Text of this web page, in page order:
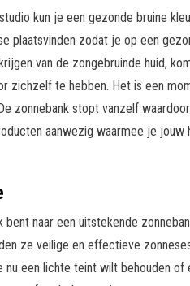
kun je een gezonde bruine
plaatsvinden zodat je op een
van de zongebruinde huid,
zichzelf te hebben. Het is een
zonnebank stopt vanzelf
aanwezig waarmee je
naar een uitstekende
ze veilige en effectieve
nu een lichte teint wilt behouden